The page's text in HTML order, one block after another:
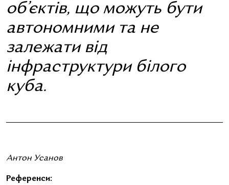
об’єктів, що можуть бути
автономними та не
залежати від
інфраструктури білого
куба.
Антон Усанов
Референси: